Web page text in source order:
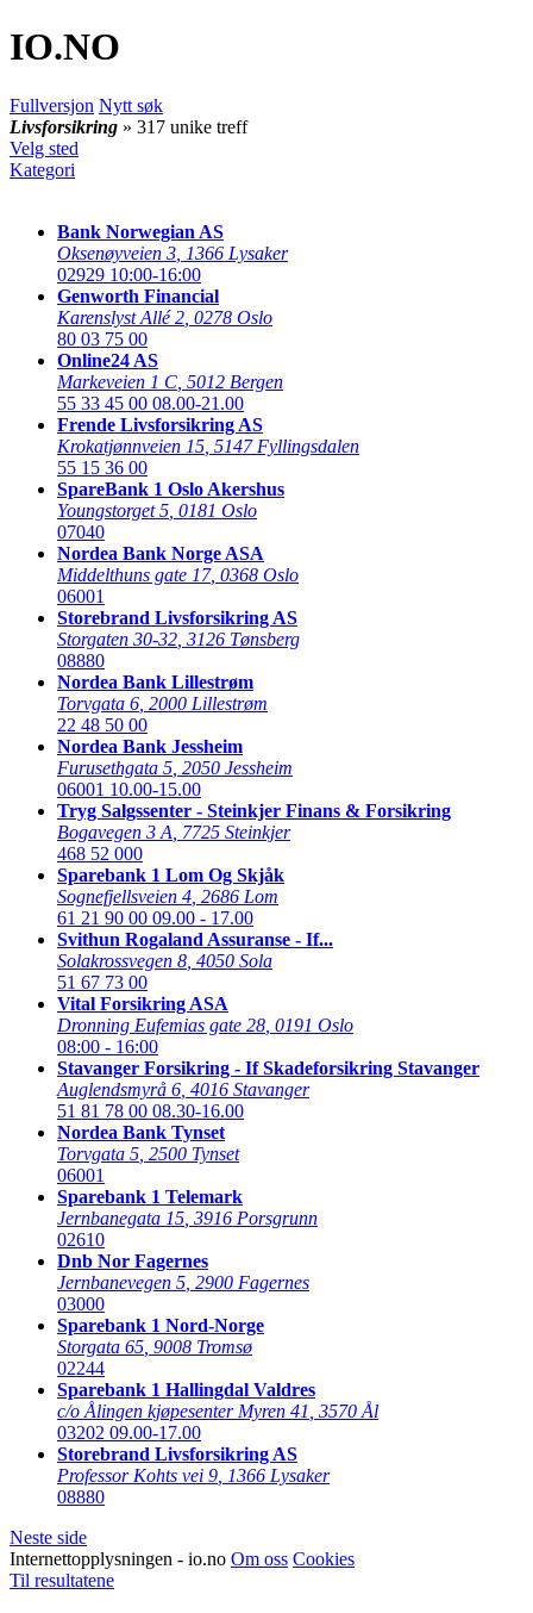
IO.NO
Fullversjon Nytt søk
Livsforsikring » 317 unike treff
Velg sted
Kategori
Bank Norwegian AS
Oksenøyveien 3 1366 Lysaker
02929 10:00-16:00
Genworth Financial
Karenslyst Allé 2 0278 Oslo
80 03 75 00
Online24 AS
Markeveien 1 C 5012 Bergen
55 33 45 00 08.00-21.00
Frende Livsforsikring AS
Krokatjønnveien 15 5147 Fyllingsdalen
55 15 36 00
SpareBank 1 Oslo Akershus
Youngstorget 5 0181 Oslo
07040
Nordea Bank Norge ASA
Middelthuns gate 17, 0368 Oslo
06001
Storebrand Livsforsikring AS
Storgaten 30-32 3126 Tønsberg
08880
Nordea Bank Lillestrøm
Torvgata 6 2000 Lillestrøm
22 48 50 00
Nordea Bank Jessheim
Furusethgata 5 2050 Jessheim
06001 10.00-15.00
Tryg Salgssenter - Steinkjer Finans & Forsikring
Bogavegen 3 A 7725 Steinkjer
468 52 000
Sparebank 1 Lom Og Skjåk
Sognefjellsveien 4 2686 Lom
61 21 90 00 09.00 - 17.00
Svithun Rogaland Assuranse - If...
Solakrossvegen 8 4050 Sola
51 67 73 00
Vital Forsikring ASA
Dronning Eufemias gate 28 0191 Oslo
08:00 - 16:00
Stavanger Forsikring - If Skadeforsikring Stavanger
Auglendsmyrå 6 4016 Stavanger
51 81 78 00 08.30-16.00
Nordea Bank Tynset
Torvgata 5 2500 Tynset
06001
Sparebank 1 Telemark
Jernbanegata 15 3916 Porsgrunn
02610
Dnb Nor Fagernes
Jernbanevegen 5 2900 Fagernes
03000
Sparebank 1 Nord-Norge
Storgata 65 9008 Tromsø
02244
Sparebank 1 Hallingdal Valdres
c/o Ålingen kjøpesenter Myren 41 3570 Ål
03202 09.00-17.00
Storebrand Livsforsikring AS
Professor Kohts vei 9 1366 Lysaker
08880
Neste side
Internettopplysningen - io.no Om oss Cookies
Til resultatene